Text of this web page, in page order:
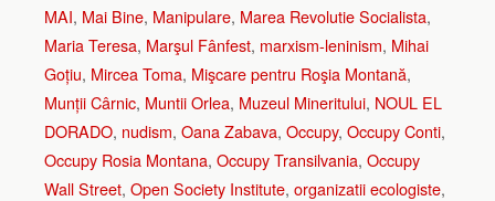
MAI, Mai Bine, Manipulare, Marea Revolutie Socialista,
Maria Teresa, Marşul Fânfest, marxism-leninism, Mihai
Goțiu, Mircea Toma, Mişcare pentru Roşia Montană,
Munții Cârnic, Muntii Orlea, Muzeul Mineritului, NOUL EL
DORADO, nudism, Oana Zabava, Occupy, Occupy Conti,
Occupy Rosia Montana, Occupy Transilvania, Occupy
Wall Street, Open Society Institute, organizatii ecologiste,